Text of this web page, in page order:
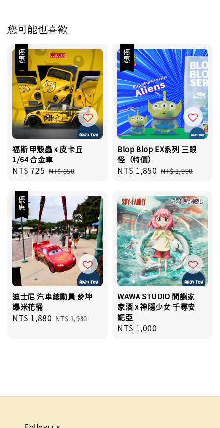
您可能也喜歡
優惠
福斯 甲殼蟲 x 皮卡丘
1/64 合金車
Sale
NT$ 725 Regular
NT$ 850
優惠
Blop Blop EX系列 三眼
怪（特價）
Sale
NT$ 1,850 Regular
NT$ 1,990
優惠
迪士尼 汽車總動員 麥坤
爆米花桶
Sale
NT$ 1,880 Regular
NT$ 1,980
WAWA STUDIO 間諜家
家酒 x 神隱少女 千尋安
妮亞
Regular
NT$ 1,000